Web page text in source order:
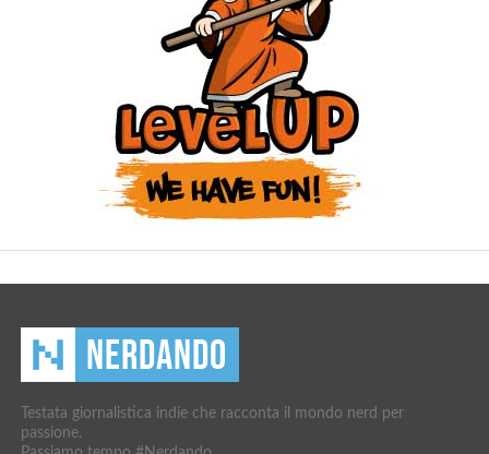
Testata giornalistica indie che racconta il mondo nerd per
passione.